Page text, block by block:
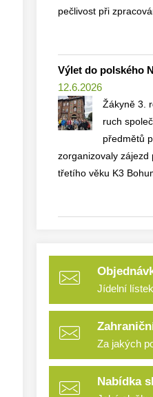
pečlivost při
Výlet do polského
12.6.2026
Žákyně 3.
ruch
předmětů
zorganizovaly zájezd
třetího věku K3
Jídelní
Za jakých
Nabídka